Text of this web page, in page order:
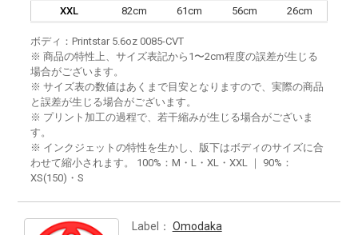
XXL 82cm 61cm 56cm 26cm
ボディ：Printstar 5.6oz 0085-CVT
※ 商品の特性上、サイズ表記から1〜2cm程度の誤差が生じる
場合がございます。
※ サイズ表の数値はあくまで目安となりますので、実際の商品
と誤差が生じる場合がございます。
※ プリント加工の過程で、若干縮みが生じる場合がございま
す。
※ インクジェットの特性を生かし、版下はボディのサイズに合
わせて縮小されます。 100%：M・L・XL・XXL ｜ 90%：
XS(150)・S
Label： Omodaka